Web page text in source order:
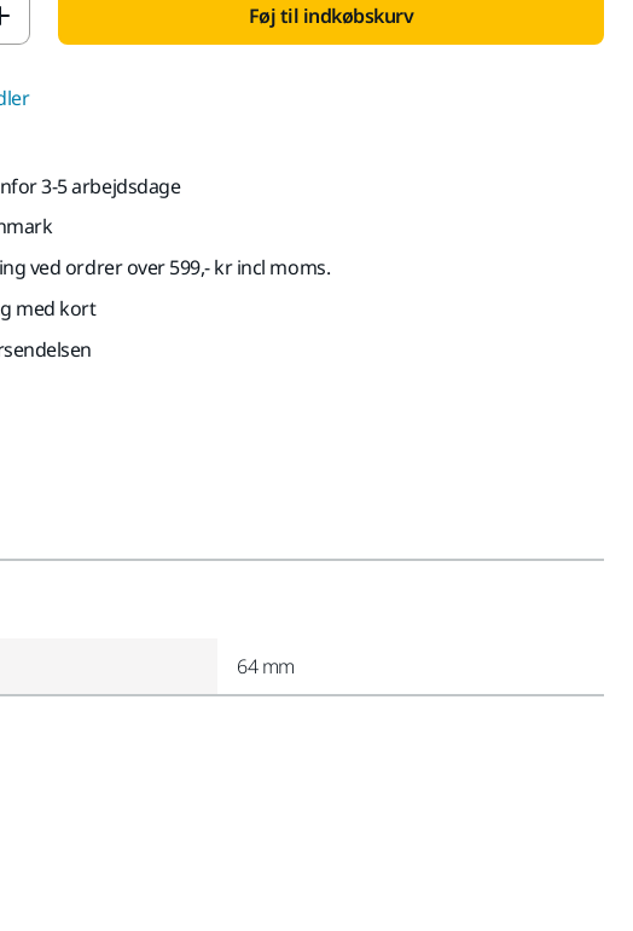
Føj til indkøbskurv
3-5 arbejdsdage
ved ordrer over 599,- kr incl moms.
med kort
64 mm